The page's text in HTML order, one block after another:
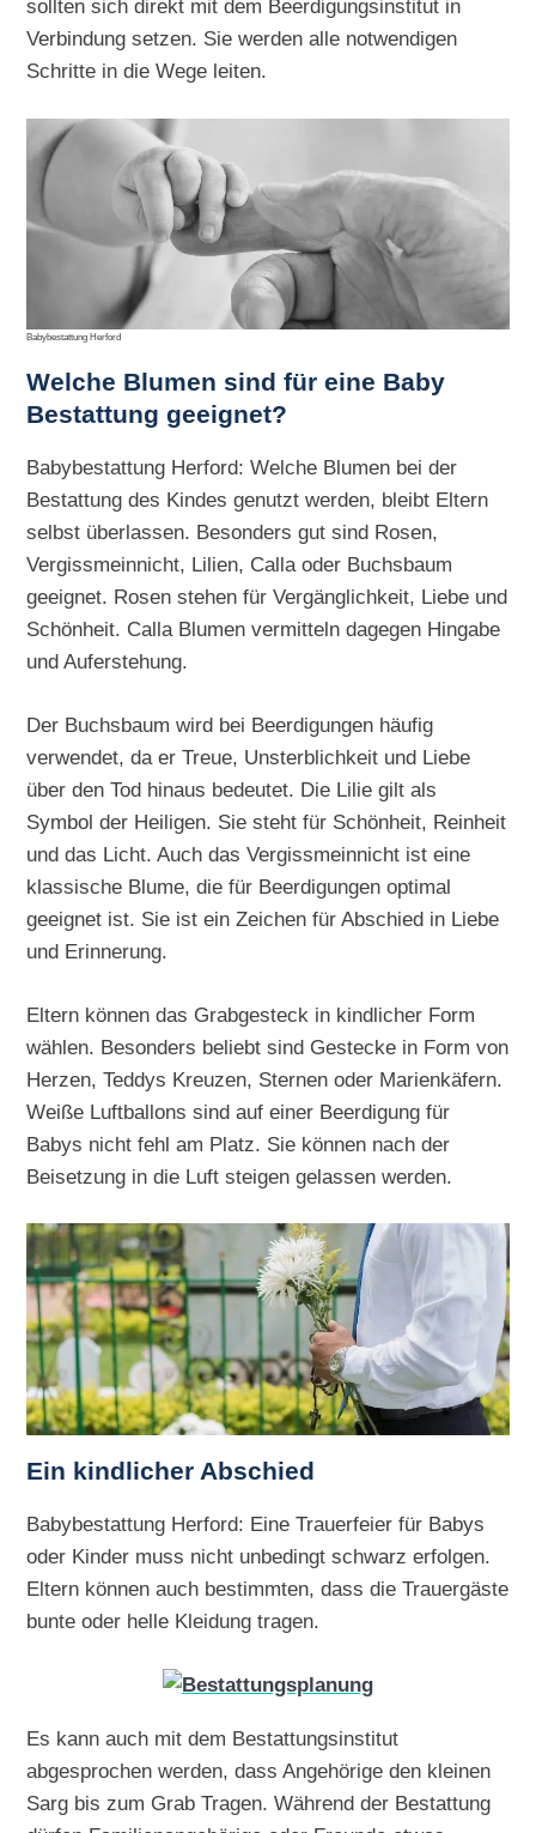
sollten sich direkt mit dem Beerdigungsinstitut in
Verbindung setzen. Sie werden alle notwendigen
Schritte in die Wege leiten.
Babybestattung Herford
Welche Blumen sind für eine Baby
Bestattung geeignet?
Babybestattung Herford: Welche Blumen bei der
Bestattung des Kindes genutzt werden, bleibt Eltern
selbst überlassen. Besonders gut sind Rosen,
Vergissmeinnicht, Lilien, Calla oder Buchsbaum
geeignet. Rosen stehen für Vergänglichkeit, Liebe und
Schönheit. Calla Blumen vermitteln dagegen Hingabe
und Auferstehung.
Der Buchsbaum wird bei Beerdigungen häufig
verwendet, da er Treue, Unsterblichkeit und Liebe
über den Tod hinaus bedeutet. Die Lilie gilt als
Symbol der Heiligen. Sie steht für Schönheit, Reinheit
und das Licht. Auch das Vergissmeinnicht ist eine
klassische Blume, die für Beerdigungen optimal
geeignet ist. Sie ist ein Zeichen für Abschied in Liebe
und Erinnerung.
Eltern können das Grabgesteck in kindlicher Form
wählen. Besonders beliebt sind Gestecke in Form von
Herzen, Teddys Kreuzen, Sternen oder Marienkäfern.
Weiße Luftballons sind auf einer Beerdigung für
Babys nicht fehl am Platz. Sie können nach der
Beisetzung in die Luft steigen gelassen werden.
Ein kindlicher Abschied
Babybestattung Herford: Eine Trauerfeier für Babys
oder Kinder muss nicht unbedingt schwarz erfolgen.
Eltern können auch bestimmten, dass die Trauergäste
bunte oder helle Kleidung tragen.
Es kann auch mit dem Bestattungsinstitut
abgesprochen werden, dass Angehörige den kleinen
Sarg bis zum Grab Tragen. Während der Bestattung